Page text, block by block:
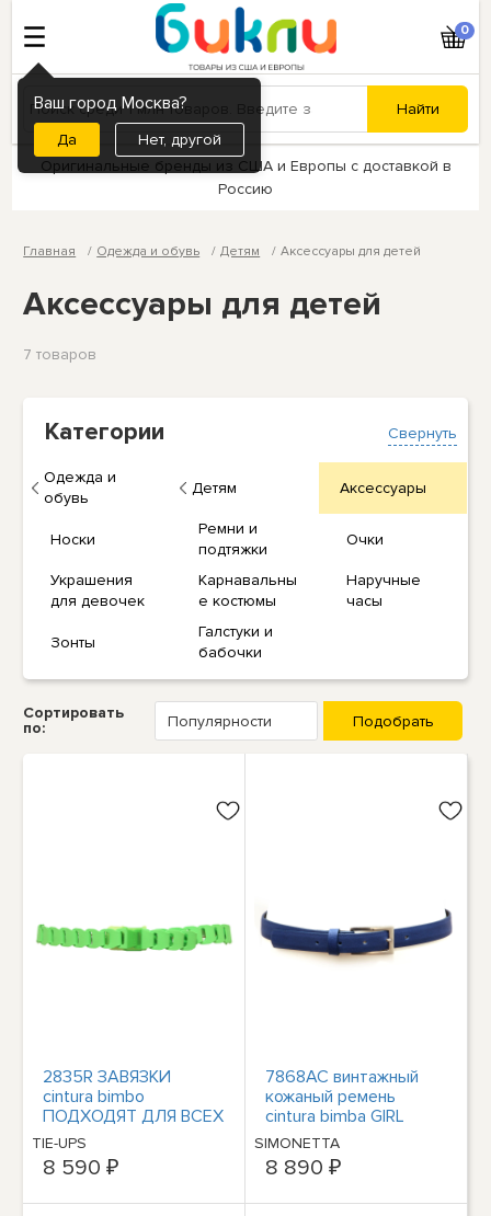
Ваш город Москва?
Нет, другой
0
Оригинальные бренды из США и Европы с доставкой в
Россию
Главная Одежда и обувь Детям Аксессуары для детей
Аксессуары для детей
7 товаров
Свернуть
Категории
Одежда и
обувь
Детям Аксессуары
Носки
Ремни и
подтяжки
Очки
Украшения
для девочек
Карнавальны
е костюмы
Наручные
часы
Зонты
Галстуки и
бабочки
Сортировать
по:
2835R ЗАВЯЗКИ
cintura bimbo
ПОДХОДЯТ ДЛЯ ВСЕХ
поясов intrecciata
regolabile kid
TIE-UPS
8 590 ₽
7868AC винтажный
кожаный ремень
cintura bimba GIRL
SIMONETTA MINI
светло-голубого
цвета
SIMONETTA
8 890 ₽